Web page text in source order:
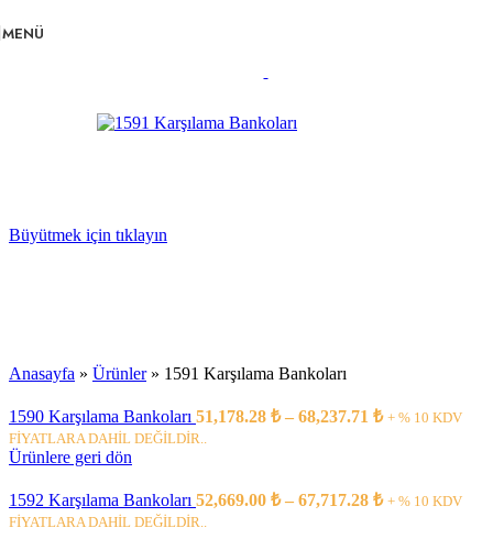
MENÜ
Büyütmek için tıklayın
Anasayfa » Ürünler» 1591 Karşılama Bankoları
1590 Karşılama Bankoları 51,178.28 ₺ – 68,237.71 ₺ + % 10 KDV
FİYATLARA DAHİL DEĞİLDİR..
Ürünlere geri dön
1592 Karşılama Bankoları 52,669.00 ₺ – 67,717.28 ₺ + % 10 KDV
FİYATLARA DAHİL DEĞİLDİR..